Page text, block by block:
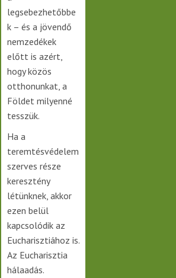
legsebezhetőbbe
k – és a jövendő
nemzedékek
előtt is azért,
hogy közös
otthonunkat, a
Földet milyenné
tesszük.
Ha a
teremtésvédelem
szerves része
keresztény
létünknek, akkor
ezen belül
kapcsolódik az
Eucharisztiához is.
Az Eucharisztia
hálaadás.